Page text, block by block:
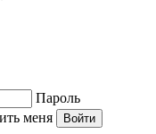
Пароль
меня
Войти